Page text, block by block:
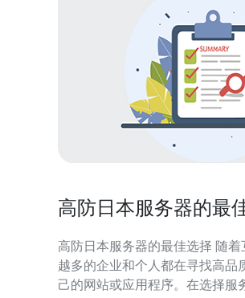
高防日本服务器的最
高防日本服务器的最佳选择 随着互联网的发展，越来
越多的企业和个人都在寻找高品
己的网站或应用程序。在选择服